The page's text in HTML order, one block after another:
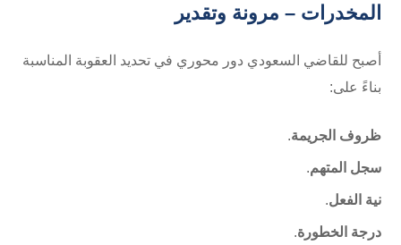
المخدرات – مرونة وتقدير
أصبح للقاضي السعودي دور محوري في تحديد العقوبة المناسبة
بناءً على:
ظروف الجريمة.
سجل المتهم.
نية الفعل.
درجة الخطورة.